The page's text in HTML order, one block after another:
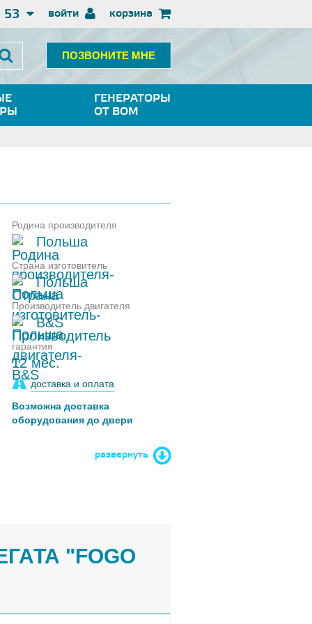
войти
53 корзина
ПОЗВОНИТЕ МНЕ
ГЕНЕРАТОРЫ
ОТ ВОМ
Родина производителя
Польша
Страна изготовитель
Польша
Производитель двигателя
B&S
гарантия
12 мес.
доставка и оплата
Возможна доставка
оборудования до двери
развернуть
"FOGO